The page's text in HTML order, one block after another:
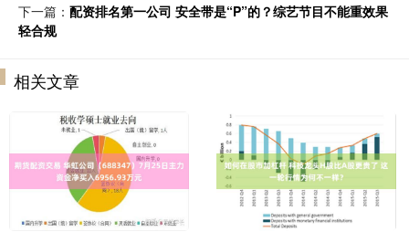
下一篇： 配资排名第一公司 安全带是“P”的？综艺节目不能重效果
轻合规
相关文章